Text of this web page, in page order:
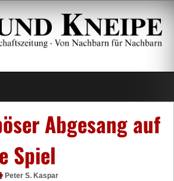
Abgesang auf
Spiel
Peter S. Kaspar